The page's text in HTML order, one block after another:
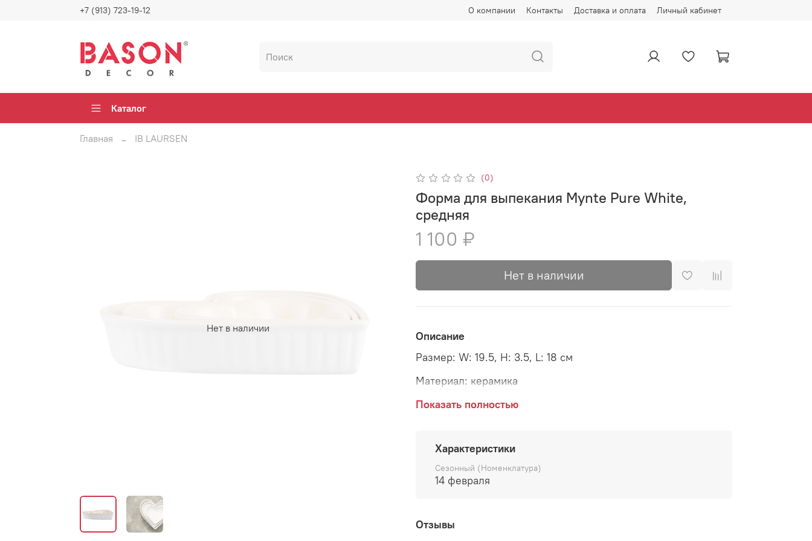
О компании Контакты Доставка и оплата Личный кабинет
+7 (913) 723-19-12
Каталог
Главная IB LAURSEN
Нет в наличии
(0)
Форма для выпекания Mynte Pure White,
средняя
1 100 ₽
Нет в наличии
Описание
Размер: W: 19.5, H: 3.5, L: 18 см
Материал: керамика
Страна: Дания
Показать полностью
Характеристики
Сезонный (Номенклатура)
14 февраля
Отзывы